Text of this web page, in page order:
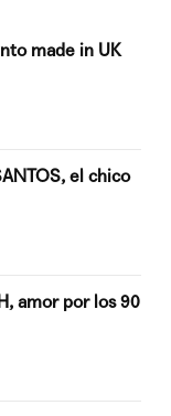
made in UK
el chico
amor por los 90